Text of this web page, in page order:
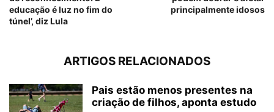
educação é luz no fim do
túnel’, diz Lula
principalmente idosos
ARTIGOS RELACIONADOS
Pais estão menos presentes na
criação de filhos, aponta estudo